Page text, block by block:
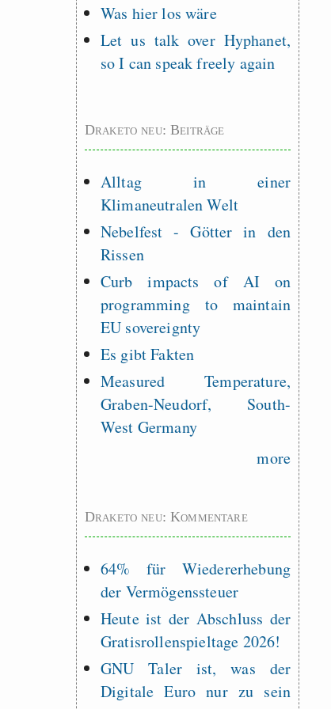
Was hier los wäre
Let us talk over Hyphanet,
so I can speak freely again
Draketo neu: Beiträge
Alltag in einer
Klimaneutralen Welt
Nebelfest - Götter in den
Rissen
Curb impacts of AI on
programming to maintain
EU sovereignty
Es gibt Fakten
Measured Temperature,
Graben-Neudorf, South-
West Germany
more
Draketo neu: Kommentare
64% für Wiedererhebung
der Vermögenssteuer
Heute ist der Abschluss der
Gratisrollenspieltage 2026!
GNU Taler ist, was der
Digitale Euro nur zu sein